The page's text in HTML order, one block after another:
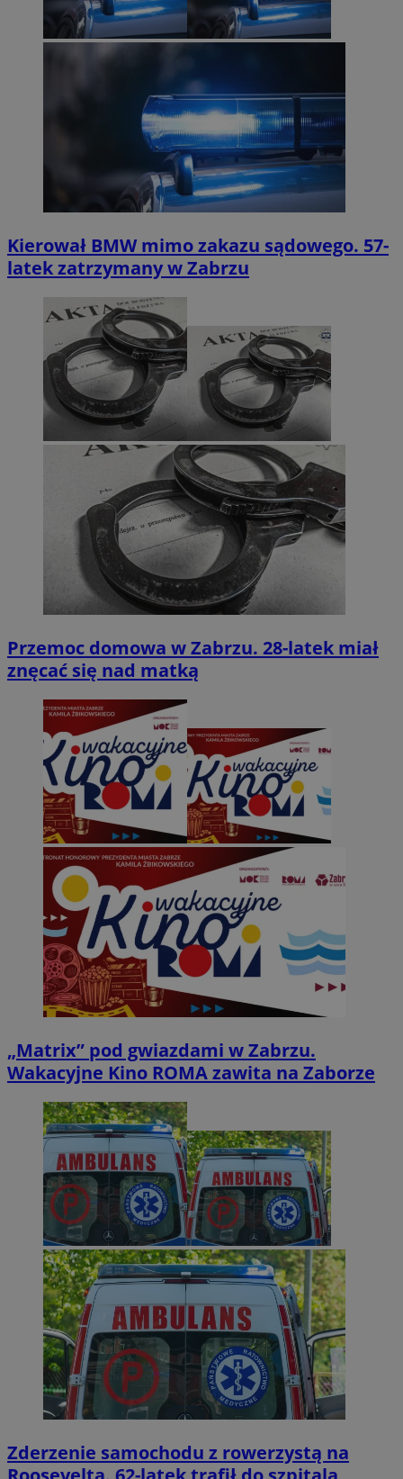
Kierował BMW mimo zakazu sądowego. 57-
latek zatrzymany w Zabrzu
Przemoc domowa w Zabrzu. 28-latek miał
znęcać się nad matką
„Matrix” pod gwiazdami w Zabrzu.
Wakacyjne Kino ROMA zawita na Zaborze
Zderzenie samochodu z rowerzystą na